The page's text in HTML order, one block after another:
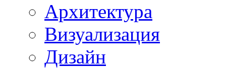
Архитектура
Визуализация
Дизайн